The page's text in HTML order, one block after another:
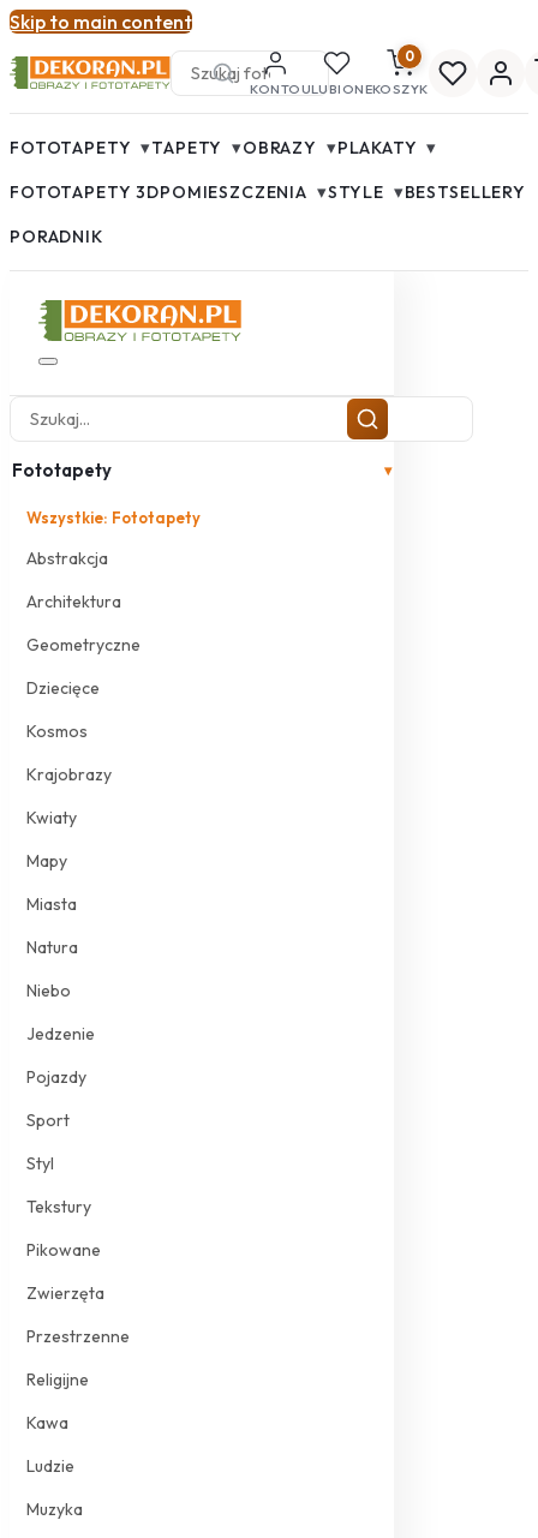
Skip to main content
KONTOULUBIONE
0
KOSZYK
FOTOTAPETY ▾TAPETY ▾OBRAZY ▾PLAKATY ▾
FOTOTAPETY 3DPOMIESZCZENIA ▾STYLE ▾BESTSELLERY
PORADNIK
Fototapety ▾
Wszystkie: Fototapety
Abstrakcja
Architektura
Geometryczne
Dziecięce
Kosmos
Krajobrazy
Kwiaty
Mapy
Miasta
Natura
Niebo
Jedzenie
Pojazdy
Sport
Styl
Tekstury
Pikowane
Zwierzęta
Przestrzenne
Religijne
Kawa
Ludzie
Muzyka